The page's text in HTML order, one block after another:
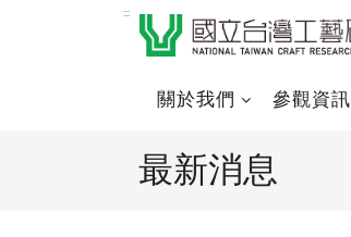
:::
關於我們 參觀資訊
最新消息